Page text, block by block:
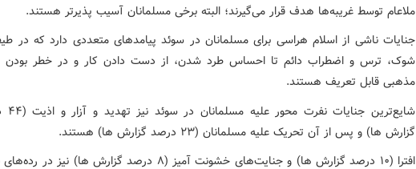
ملاعام توسط غریبه‌ها هدف قرار می‌گیرند؛ البته برخی مسلمانان آسیب پذیرتر هستند.
جنایات ناشی از اسلام هراسی برای مسلمانان در سوئد پیامدهای متعددی دارد که در
شوک، ترس و اضطراب دائم تا احساس طرد شدن، از دست دادن کار و در خطر بودن
مذهبی قابل تعریف هستند.
گزارش ها) و پس از آن تحریک علیه مسلمانان (۲۳ درصد گزارش ها) هستند.
افترا (۱۰ درصد گزارش ها) و جنایت‌های خشونت آمیز (۸ درصد گزارش ها) نیز